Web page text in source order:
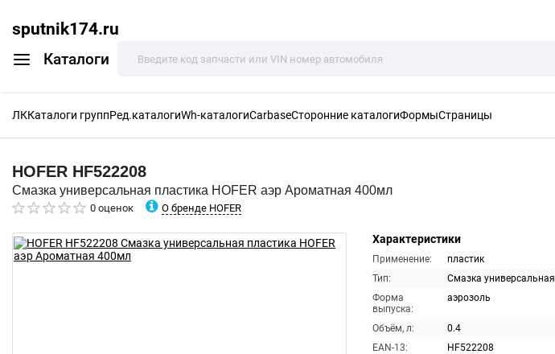
sputnik174.ru
Каталоги
ЛККаталоги группРед.каталогиWh-каталогиCarbaseСторонние каталогиФормыСтраницы
HOFER HF522208
Смазка универсальная пластика HOFER аэр Ароматная 400мл
0 оценок О бренде HOFER
Характеристики
Применение:
пластик
Тип:
Смазка универсальная
Форма
выпуска:
аэрозоль
Объём, л:
0.4
EAN-13:
HF522208